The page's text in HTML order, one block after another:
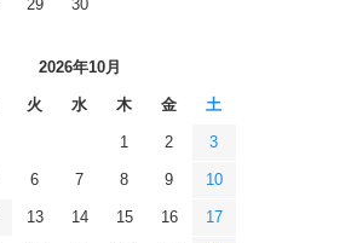
29 30
2026年10月
火 水 木 金 土
1 2 3
6 7 8 9 10
13 14 15 16 17